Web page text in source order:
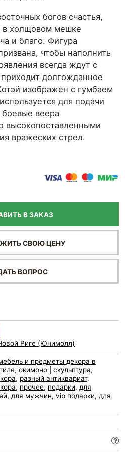
богов счастья,
в холщовом мешке
и благо. Фигура
чтобы наполнить
всегда ждут с
долгожданное
изображен с гумбаем
для подачи
боевые веера
высокопоставленными
вражеских стрел.
В ЗАКАЗ
СВОЮ ЦЕНУ
ВОПРОС
Риге (Юнимолл)
и предметы декора в
, окимоно | скульптура,
, разный антиквариат,
, прочее, подарки, для
, для мужчин, vip подарки, для